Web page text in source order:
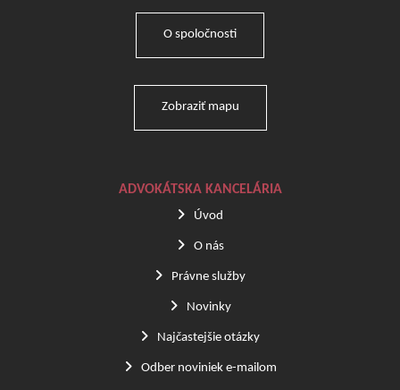
O spoločnosti
Zobraziť mapu
ADVOKÁTSKA KANCELÁRIA
Úvod
O nás
Právne služby
Novinky
Najčastejšie otázky
Odber noviniek e-mailom